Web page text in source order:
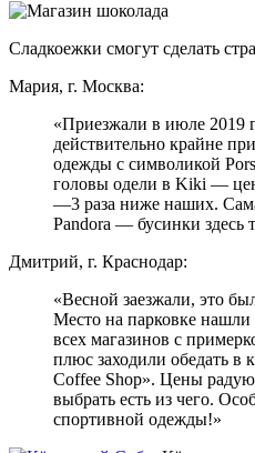
Сладкоежки смогут сделать
Мария, г. Москва:
«Приезжали в июле 2019
действительно крайне
одежды с символикой
головы одели в Kiki —
—3 раза ниже наших.
Pandora — бусинки здесь
Дмитрий, г. Краснодар:
«Весной заезжали, это
Место на парковке нашли
всех магазинов с
плюс заходили обедать в
Coffee Shop». Цены
выбрать есть из чего.
спортивной одежды!»